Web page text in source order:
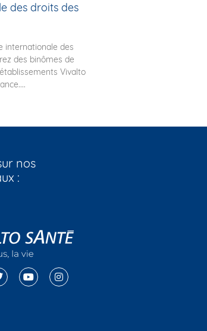
des droits des
internationale des
des binômes de
Vivalto
nos
: